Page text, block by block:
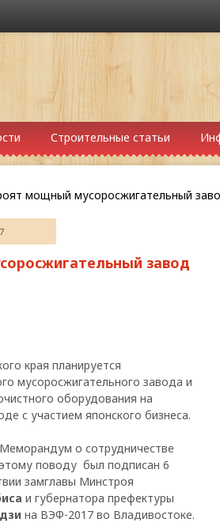
Строительные статьи
мощный мусоросжигательный
завод
края планируется
мусоросжигательного завода и
оборудования на
с участием японского бизнеса.
о сотрудничестве
поводу был подписан 6
замглавы Минстроя
и губернатора префектуры
на ВЭФ-2017 во Владивостоке.